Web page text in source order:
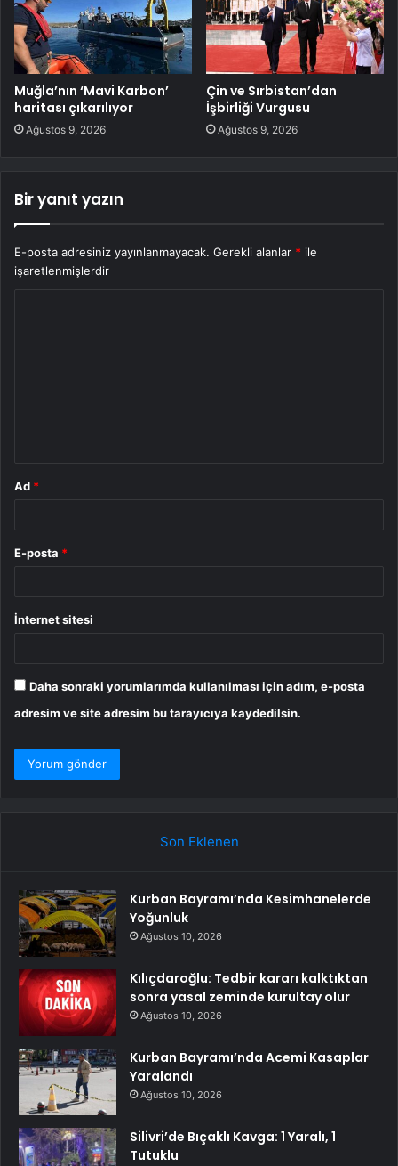
Muğla’nın ‘Mavi Karbon’
haritası çıkarılıyor
Ağustos 9, 2026
Çin ve Sırbistan’dan
İşbirliği Vurgusu
Ağustos 9, 2026
Bir yanıt yazın
E-posta adresiniz yayınlanmayacak. Gerekli alanlar * ile
işaretlenmişlerdir
Ad *
E-posta *
İnternet sitesi
Daha sonraki yorumlarımda kullanılması için adım, e-posta
adresim ve site adresim bu tarayıcıya kaydedilsin.
Son Eklenen
Kurban Bayramı’nda Kesimhanelerde
Yoğunluk
Ağustos 10, 2026
Kılıçdaroğlu: Tedbir kararı kalktıktan
sonra yasal zeminde kurultay olur
Ağustos 10, 2026
Kurban Bayramı’nda Acemi Kasaplar
Yaralandı
Ağustos 10, 2026
Silivri’de Bıçaklı Kavga: 1 Yaralı, 1
Tutuklu